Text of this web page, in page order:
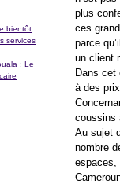
bientôt
services
: Le
plus
ces
parce
un client
Dans cet
à des
coussins
Au sujet
nombre
espaces,